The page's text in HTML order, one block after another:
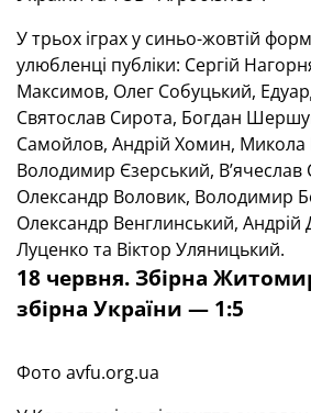
У трьох іграх у синьо-жовтій
улюбленці публіки: Сергій
Максимов, Олег Собуцький,
Святослав Сирота, Богдан
Самойлов, Андрій Хомин, Микола
Володимир Єзерський, В’ячеслав
Олександр Воловик, Володимир
Олександр Венглинський, Андрій
Луценко та Віктор Уляницький.
18 червня. Збірна
збірна України — 1:5
Фото avfu.org.ua